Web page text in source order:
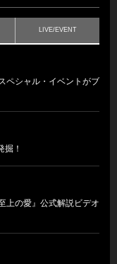
LIVE/EVENT
ペシャル・イベントがブ
掘！
上の愛』公式解説ビデオ